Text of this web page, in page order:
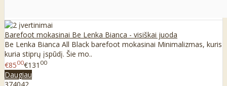
Barefoot mokasinai Be Lenka Bianca - visiškai juoda
Be Lenka Bianca All Black barefoot mokasinai Minimalizmas, kuris
kuria stiprų įspūdį. Šie mo..
€8500€131 00
Daugiau